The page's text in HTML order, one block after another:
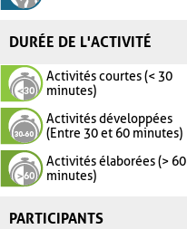
DURÉE DE L'ACTIVITÉ
Activités courtes (< 30
minutes)
Activités développées
(Entre 30 et 60 minutes)
Activités élaborées (> 60
minutes)
PARTICIPANTS